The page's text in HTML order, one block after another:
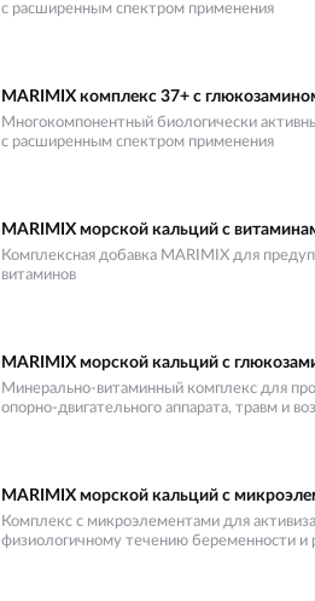
с расширенным спектром применения
MARIMIX комплекс 37+ с
Многокомпонентный биологически
с расширенным спектром применения
MARIMIX морской кальций с
Комплексная добавка MARIMIX для
витаминов
MARIMIX морской кальций с
Минерально-витаминный комплекс для
опорно-двигательного аппарата, травм и
MARIMIX морской кальций с
Комплекс с микроэлементами для
физиологичному течению беременности и